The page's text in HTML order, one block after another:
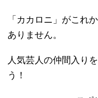
「カカロニ」がこれ
ありません。
人気芸人の仲間入り
う！